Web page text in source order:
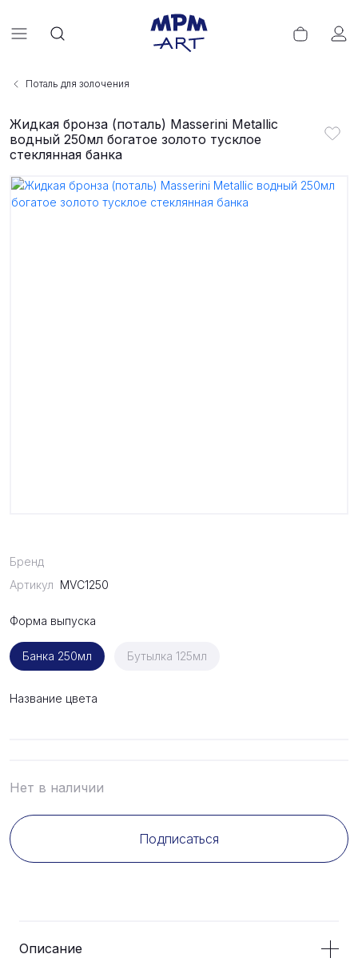
Поталь для золочения
Жидкая бронза (поталь) Masserini Metallic
водный 250мл богатое золото тусклое
стеклянная банка
Бренд
Артикул MVC1250
Форма выпуска
Банка 250мл Бутылка 125мл
Название цвета
Нет в наличии
Подписаться
Описание